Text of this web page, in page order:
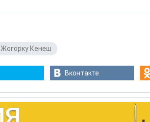
Жогорку Кенеш
Вконтакте